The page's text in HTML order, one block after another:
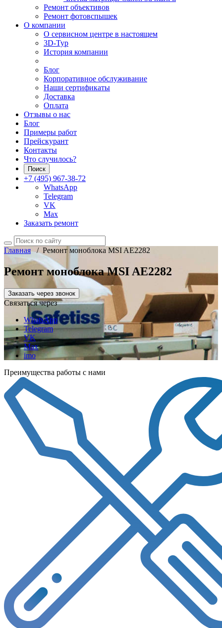
Ремонт объективов
Ремонт фотовспышек
О компании
О сервисном центре в настоящем
3D-Тур
История компании
Блог
Корпоративное обслуживание
Наши сертификаты
Доставка
Оплата
Отзывы о нас
Блог
Примеры работ
Прейскурант
Контакты
Что случилось?
Поиск
+7 (495) 967-38-72
WhatsApp
Telegram
VK
Max
Заказать ремонт
Главная/ Ремонт моноблока MSI AE2282
Ремонт моноблока MSI AE2282
Заказать через звонок
Связаться через
WhatsApp
Telegram
VK
Max
imo
Преимущества работы с нами